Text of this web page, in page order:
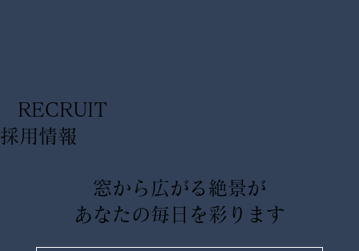
窓から広がる絶景が
あなたの毎日を彩ります
RECRUIT
​採用情報